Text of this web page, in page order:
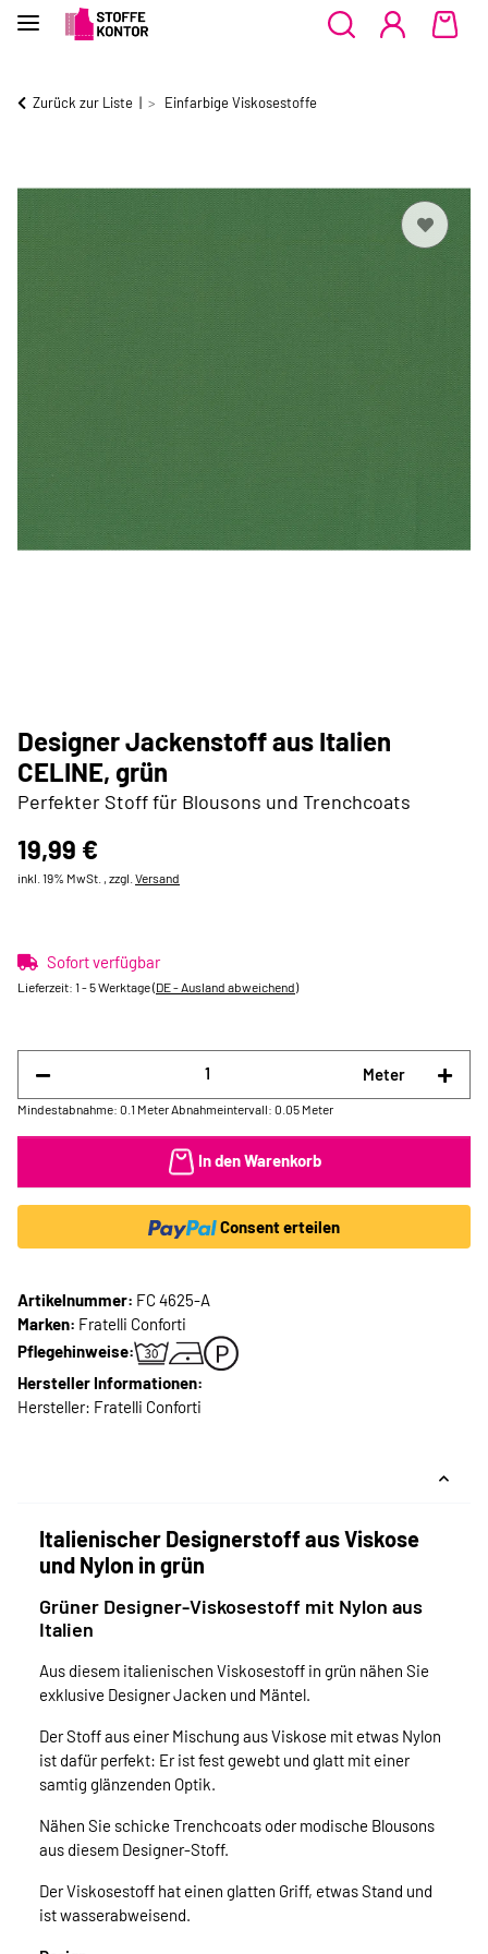
Zurück zur Liste Einfarbige Viskosestoffe
Designer Jackenstoff aus Italien
CELINE, grün
Perfekter Stoff für Blousons und Trenchcoats
19,99 €
inkl. 19% MwSt. , zzgl. Versand
Sofort verfügbar
Lieferzeit: 1 - 5 Werktage(DE - Ausland abweichend)
Meter
Mindestabnahme: 0.1 Meter Abnahmeintervall: 0.05 Meter
In den Warenkorb
Consent erteilen
Artikelnummer: FC 4625-A
Marken: Fratelli Conforti
Pflegehinweise:
Hersteller Informationen:
Hersteller: Fratelli Conforti
Italienischer Designerstoff aus Viskose
und Nylon in grün
Grüner Designer-Viskosestoff mit Nylon aus
Italien
Aus diesem italienischen Viskosestoff in grün nähen Sie
exklusive Designer Jacken und Mäntel.
Der Stoff aus einer Mischung aus Viskose mit etwas Nylon
ist dafür perfekt: Er ist fest gewebt und glatt mit einer
samtig glänzenden Optik.
Nähen Sie schicke Trenchcoats oder modische Blousons
aus diesem Designer-Stoff.
Der Viskosestoff hat einen glatten Griff, etwas Stand und
ist wasserabweisend.